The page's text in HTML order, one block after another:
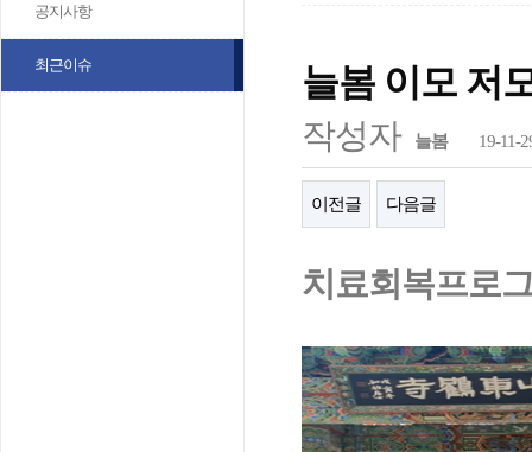
공지사항
최근이슈 늘봄 이모 저
작성자 늘봄 19-11-
이전글 다음글
치료회복프로